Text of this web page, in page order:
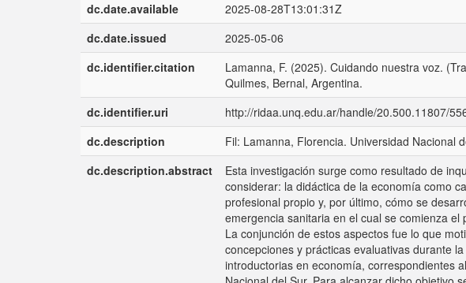
dc.date.available
2025-08-28T13:01:31Z
dc.date.issued
2025-05-06
dc.identifier.citation
Lamanna, F. (2025). Cuidando nuestra voz.
Quilmes, Bernal, Argentina.
dc.identifier.uri
http://ridaa.unq.edu.ar/handle/20.500.11807/
dc.description
Fil: Lamanna, Florencia. Universidad Nacional
dc.description.abstract
Esta investigación surge como resultado de
considerar: la didáctica de la economía como
profesional propio y, por último, cómo se
emergencia sanitaria en el cual se comienza
La conjunción de estos aspectos fue lo que
concepciones y prácticas evaluativas durante
introductorias en economía, correspondientes